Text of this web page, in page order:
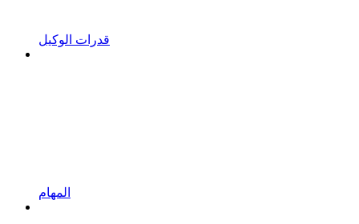
قدرات الوكيل
المهام